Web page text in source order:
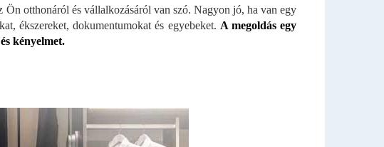
Ön otthonáról és vállalkozásáról van szó. Nagyon jó, ha van egy
ékszereket, dokumentumokat és egyebeket. A megoldás egy
kényelmet.